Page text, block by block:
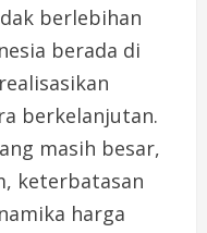
berlebihan
berada di
berkelanjutan.
masih besar,
keterbatasan
harga